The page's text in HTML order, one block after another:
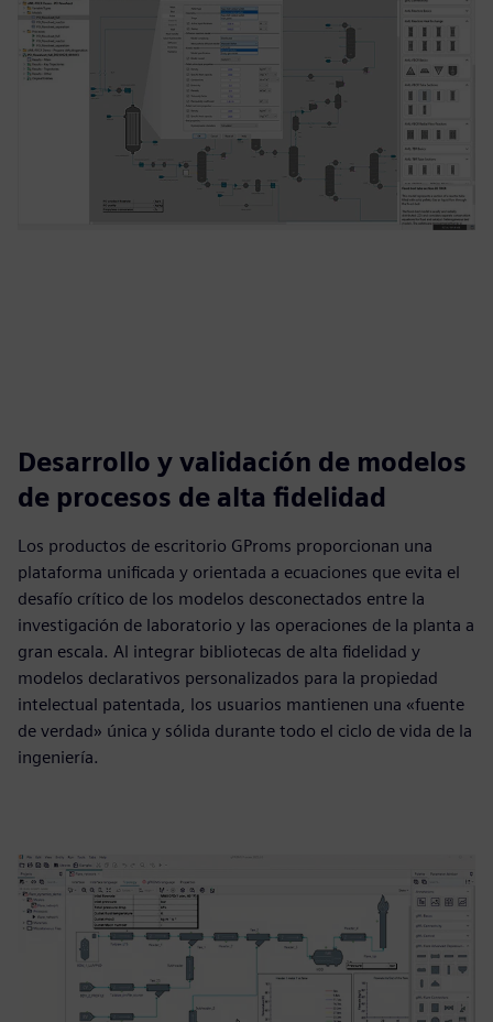
Desarrollo y validación de modelos
de procesos de alta fidelidad
Los productos de escritorio GProms proporcionan una
plataforma unificada y orientada a ecuaciones que evita el
desafío crítico de los modelos desconectados entre la
investigación de laboratorio y las operaciones de la planta a
gran escala. Al integrar bibliotecas de alta fidelidad y
modelos declarativos personalizados para la propiedad
intelectual patentada, los usuarios mantienen una «fuente
de verdad» única y sólida durante todo el ciclo de vida de la
ingeniería.